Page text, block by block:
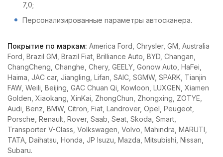
7,0;
Персонализированные параметры автосканера.
Покрытие по маркам: America Ford, Chrysler, GM, Australia
Ford, Brazil GM, Brazil Fiat, Brilliance Auto, BYD, Changan,
ChangCheng, Changhe, Chery, GEELY, Gonow Auto, HaFei,
Haima, JAC car, Jiangling, Lifan, SAIC, SGMW, SPARK, Tianjin
FAW, Weili, Beijing, GAC Chuan Qi, Kowloon, LUXGEN, Xiamen
Golden, Xiaokang, XinKai, ZhongChun, Zhongxing, ZOTYE,
Audi, Benz, BMW, Citron, Fiat, Landrover, Opel, Peugeot,
Porsche, Renault, Rover, Saab, Seat, Skoda, Smart,
Transporter V-Class, Volkswagen, Volvo, Mahindra, MARUTI,
TATA, Daihatsu, Honda, JP Isuzu, Mazda, Mitsubishi, Nissan,
Subaru.